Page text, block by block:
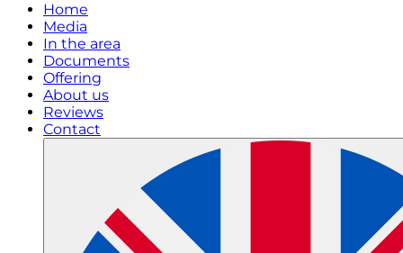
Home
Media
In the area
Documents
Offering
About us
Reviews
Contact